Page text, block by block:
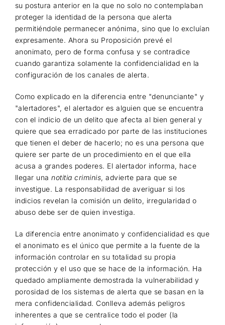
su postura anterior en la que no solo no contemplaban
proteger la identidad de la persona que alerta
permitiéndole permanecer anónima, sino que lo excluían
expresamente. Ahora su Proposición prevé el
anonimato, pero de forma confusa y se contradice
cuando garantiza solamente la confidencialidad en la
configuración de los canales de alerta.
Como explicado en la diferencia entre "denunciante" y
"alertadores", el alertador es alguien que se encuentra
con el indicio de un delito que afecta al bien general y
quiere que sea erradicado por parte de las instituciones
que tienen el deber de hacerlo; no es una persona que
quiere ser parte de un procedimiento en el que ella
acusa a grandes poderes. El alertador informa, hace
llegar unanotitia criminis, advierte para que se
investigue. La responsabilidad de averiguar si los
indicios revelan la comisión un delito, irregularidad o
abuso debe ser de quien investiga.
La diferencia entre anonimato y confidencialidad es que
el anonimato es el único que permite a la fuente de la
información controlar en su totalidad su propia
protección y el uso que se hace de la información. Ha
quedado ampliamente demostrada la vulnerabilidad y
porosidad de los sistemas de alerta que se basan en la
mera confidencialidad. Conlleva además peligros
inherentes a que se centralice todo el poder (la